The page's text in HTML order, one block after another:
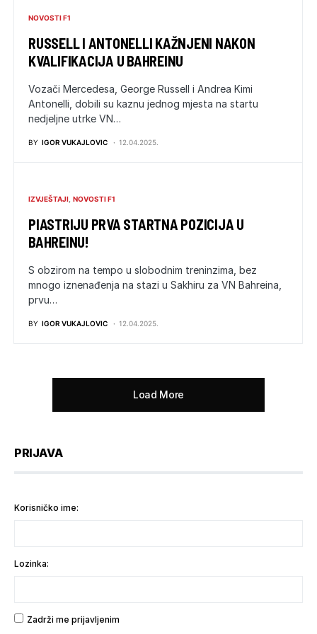
NOVOSTI F1
RUSSELL I ANTONELLI KAŽNJENI NAKON
KVALIFIKACIJA U BAHREINU
Vozači Mercedesa, George Russell i Andrea Kimi
Antonelli, dobili su kaznu jednog mjesta na startu
nedjeljne utrke VN…
BY IGOR VUKAJLOVIC 12.04.2025.
IZVJEŠTAJI NOVOSTI F1
PIASTRIJU PRVA STARTNA POZICIJA U
BAHREINU!
S obzirom na tempo u slobodnim treninzima, bez
mnogo iznenađenja na stazi u Sakhiru za VN Bahreina,
prvu…
BY IGOR VUKAJLOVIC 12.04.2025.
Load More
PRIJAVA
Korisničko ime:
Lozinka:
Zadrži me prijavljenim